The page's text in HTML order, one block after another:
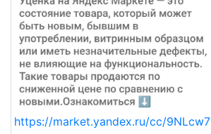
https://market.yandex.ru/cc/9NLcw7